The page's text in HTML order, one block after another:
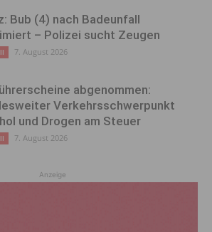
Bub (4) nach Badeunfall
– Polizei sucht Zeugen
7. August 2026
abgenommen:
Verkehrsschwerpunkt
und Drogen am Steuer
7. August 2026
Anzeige